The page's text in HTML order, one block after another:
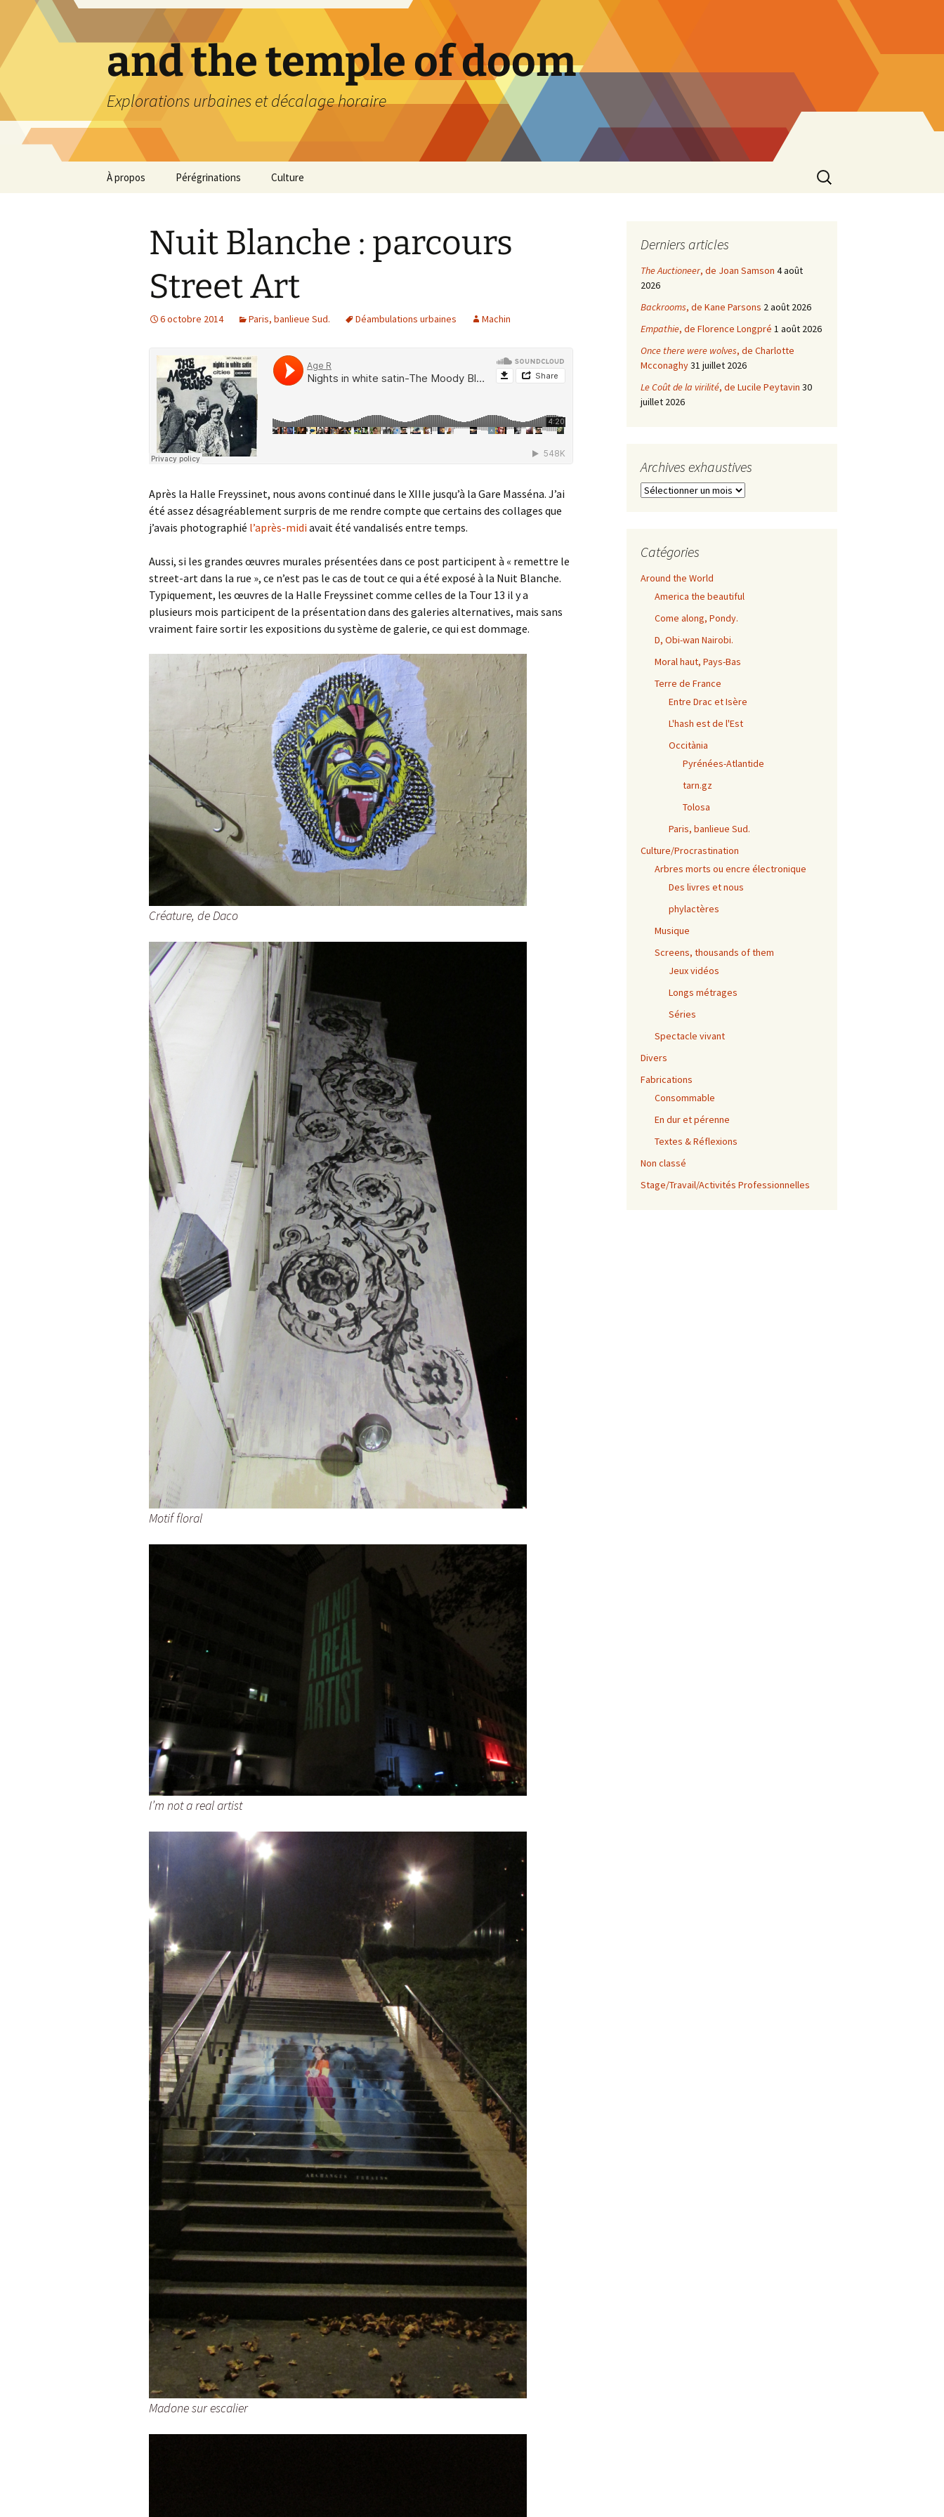
contenu
and the temple of doom
Explorations urbaines et décalage horaire
À propos Pérégrinations Culture
Rechercher :
Nuit Blanche : parcours
Street Art
6 octobre 2014 Paris, banlieue Sud. Déambulations urbaines Machin
Après la Halle Freyssinet, nous avons continué dans le XIIIe jusqu’à la Gare Masséna. J’ai
été assez désagréablement surpris de me rendre compte que certains des collages que
j’avais photographié l’après-midiavait été vandalisés entre temps.
Aussi, si les grandes œuvres murales présentées dans ce post participent à « remettre le
street-art dans la rue », ce n’est pas le cas de tout ce qui a été exposé à la Nuit Blanche.
Typiquement, les œuvres de la Halle Freyssinet comme celles de la Tour 13 il y a
plusieurs mois participent de la présentation dans des galeries alternatives, mais sans
vraiment faire sortir les expositions du système de galerie, ce qui est dommage.
Créature, de Daco
Motif floral
I’m not a real artist
Madone sur escalier
Derniers articles
The Auctioneer, de Joan Samson 4 août
2026
Backrooms, de Kane Parsons 2 août 2026
Empathie, de Florence Longpré 1 août 2026
Once there were wolves, de Charlotte
Mcconaghy31 juillet 2026
Le Coût de la virilité, de Lucile Peytavin 30
juillet 2026
Archives exhaustives
Archives
Catégories
Around the World
America the beautiful
Come along, Pondy.
D, Obi-wan Nairobi.
Moral haut, Pays-Bas
Terre de France
Entre Drac et Isère
L'hash est de l'Est
Occitània
Pyrénées-Atlantide
tarn.gz
Tolosa
Paris, banlieue Sud.
Culture/Procrastination
Arbres morts ou encre électronique
Des livres et nous
phylactères
Musique
Screens, thousands of them
Jeux vidéos
Longs métrages
Séries
Spectacle vivant
Divers
Fabrications
Consommable
En dur et pérenne
Textes & Réflexions
Non classé
Stage/Travail/Activités Professionnelles